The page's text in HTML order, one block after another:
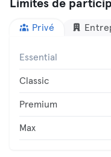
Limites de
Privé
Essential
Classic
Premium
Max